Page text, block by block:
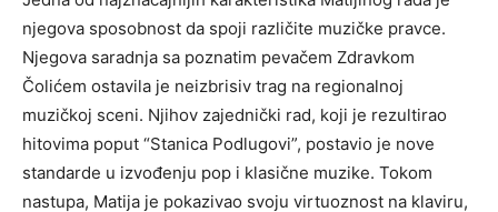
njegova sposobnost da spoji različite muzičke pravce.
Njegova saradnja sa poznatim pevačem Zdravkom
Čolićem ostavila je neizbrisiv trag na regionalnoj
muzičkoj sceni. Njihov zajednički rad, koji je rezultirao
hitovima poput “Stanica Podlugovi”, postavio je nove
standarde u izvođenju pop i klasične muzike. Tokom
nastupa, Matija je pokazivao svoju virtuoznost na klaviru,